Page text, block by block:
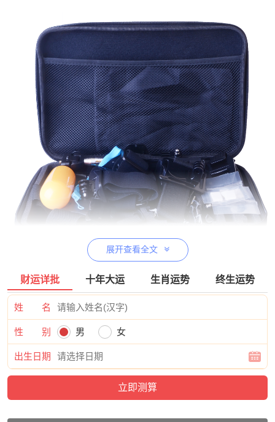
KYOTSUGoPro配件40件套价格参考：
KYOTSU景胜 GoPro11/10/9/8/7 大疆Action3/2代 insta360系列
等运动相机通用配件套装收纳包浮力棒等40件套活动到手价
格349元【查看最近优惠活动】
KYOTSUGoPro配件40件套出厂参数：
展开查看全文
财运详批 十年大运 生肖运势 终生运势
姓 名
性 别 男 女
出生日期